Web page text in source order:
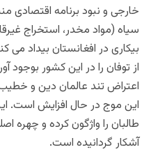
خارجی و نبود برنامه اقتصادی
سیاه (مواد مخدر، استخراج
بیکاری در افغانستان بیداد
از توفان را در این کشور بوجود
اعتراض تند عالمان دین و
این موج در حال افزایش است.
طالبان را واژگون کرده و چهره
آشکار گردانیده است.